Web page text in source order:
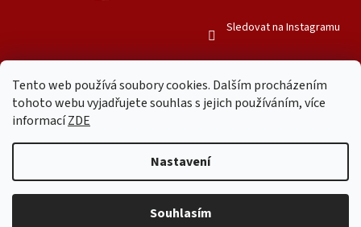
Tento web používá soubory cookies. Dalším procházením
tohoto webu vyjadřujete souhlas s jejich používáním, více
informacíZDE
Nastavení
Souhlasím
Sledovat na Instagramu
Copyright 2026Mr. Candy Bull. Všechna práva vyhrazena.Upravit
nastavení cookies